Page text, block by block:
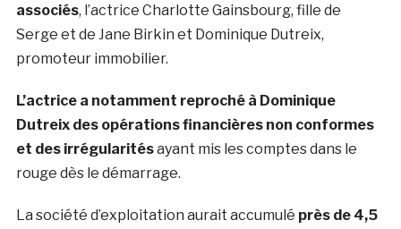
associés, l’actrice Charlotte Gainsbourg, fille de
Serge et de Jane Birkin et Dominique Dutreix,
promoteur immobilier.
L’actrice a notamment reproché à Dominique
Dutreix des opérations financières non conformes
et des irrégularitésayant mis les comptes dans le
rouge dès le démarrage.
La société d’exploitation aurait accumulé près de 4,5